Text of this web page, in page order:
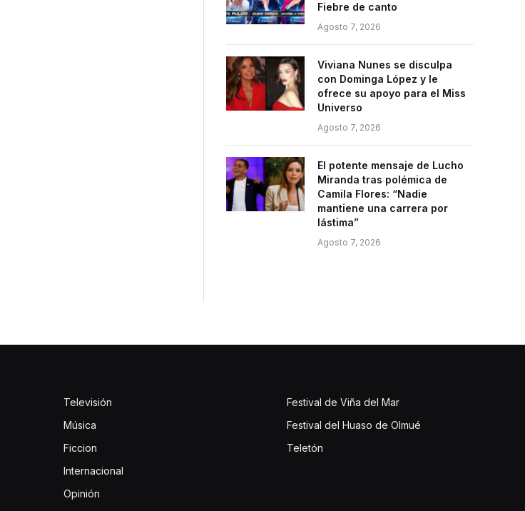
Fiebre de canto
Agosto 7, 2026
Viviana Nunes se disculpa
con Dominga López y le
ofrece su apoyo para el Miss
Universo
Agosto 7, 2026
El potente mensaje de Lucho
Miranda tras polémica de
Camila Flores: “Nadie
mantiene una carrera por
lástima”
Agosto 7, 2026
Televisión
Música
Ficcion
Internacional
Opinión
Festival de Viña del Mar
Festival del Huaso de Olmué
Teletón